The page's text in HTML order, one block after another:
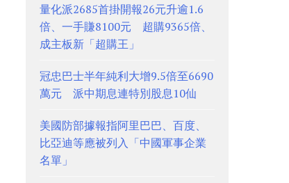
量化派2685首掛開報26元升逾1.6
倍、一手賺8100元 超購9365倍、
成主板新「超購王」
冠忠巴士半年純利大增9.5倍至6690
萬元 派中期息連特別股息10仙
美國防部據報指阿里巴巴、百度、
比亞迪等應被列入「中國軍事企業
名單」